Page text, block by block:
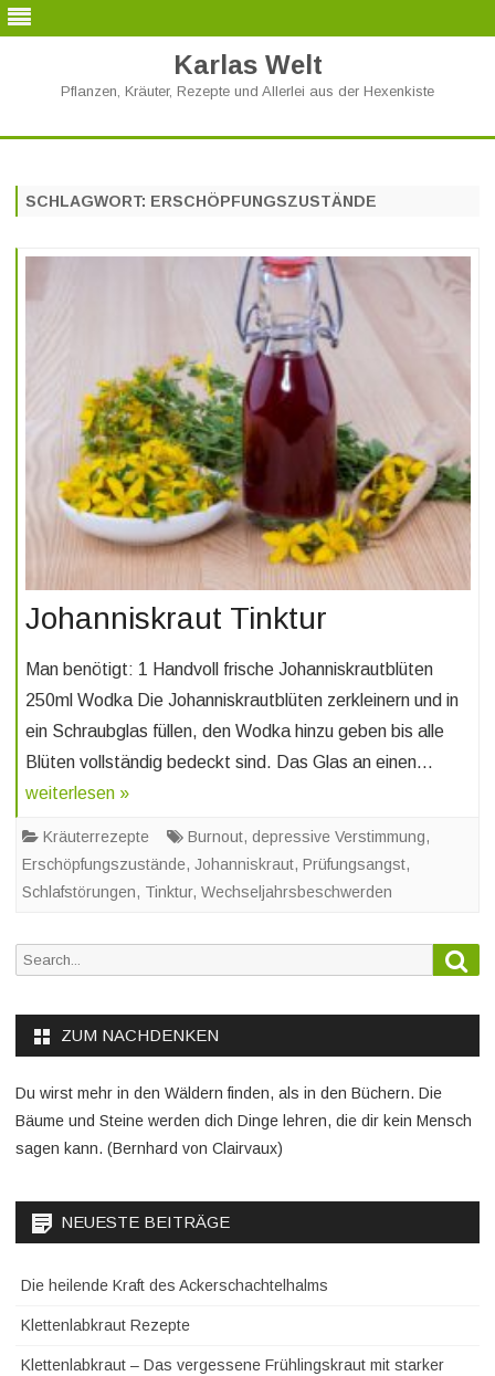
Karlas Welt
Pflanzen, Kräuter, Rezepte und Allerlei aus der Hexenkiste
SCHLAGWORT: ERSCHÖPFUNGSZUSTÄNDE
Johanniskraut Tinktur
Man benötigt: 1 Handvoll frische Johanniskrautblüten
250ml Wodka Die Johanniskrautblüten zerkleinern und in
ein Schraubglas füllen, den Wodka hinzu geben bis alle
Blüten vollständig bedeckt sind. Das Glas an einen…
weiterlesen »
Kräuterrezepte Burnout, depressive Verstimmung,
Erschöpfungszustände, Johanniskraut, Prüfungsangst,
Schlafstörungen, Tinktur, Wechseljahrsbeschwerden
Search
ZUM NACHDENKEN
Du wirst mehr in den Wäldern finden, als in den Büchern. Die
Bäume und Steine werden dich Dinge lehren, die dir kein Mensch
sagen kann. (Bernhard von Clairvaux)
NEUESTE BEITRÄGE
Die heilende Kraft des Ackerschachtelhalms
Klettenlabkraut Rezepte
Klettenlabkraut – Das vergessene Frühlingskraut mit starker